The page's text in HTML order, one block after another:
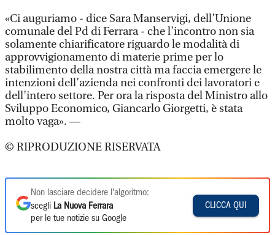
«Ci auguriamo - dice Sara Manservigi, dell’Unione
comunale del Pd di Ferrara - che l’incontro non sia
solamente chiarificatore riguardo le modalità di
approvvigionamento di materie prime per lo
stabilimento della nostra città ma faccia emergere le
intenzioni dell’azienda nei confronti dei lavoratori e
dell’intero settore. Per ora la risposta del Ministro allo
Sviluppo Economico, Giancarlo Giorgetti, è stata
molto vaga». —
© RIPRODUZIONE RISERVATA
Non lasciare decidere l'algoritmo:
scegli La Nuova Ferrara
per le tue notizie su Google
CLICCA QUI